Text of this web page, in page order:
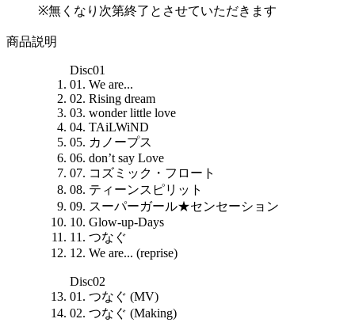
※無くなり次第終了とさせていただきます
商品説明
Disc01
01. We are...
02. Rising dream
03. wonder little love
04. TAiLWiND
05. カノープス
06. don’t say Love
07. コズミック・フロート
08. ティーンスピリット
09. スーパーガール★センセーション
10. Glow-up-Days
11. つなぐ
12. We are... (reprise)
Disc02
01. つなぐ (MV)
02. つなぐ (Making)